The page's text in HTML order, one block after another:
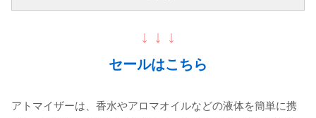
↓ ↓ ↓
セールはこちら
アトマイザーは、香水やアロマオイルなどの液体を簡単に携